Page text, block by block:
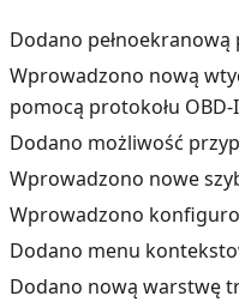
Dodano
Wprowadzono nową
pomocą protokołu OBD-
Dodano możliwość
Wprowadzono nowe
Wprowadzono
Dodano menu
Dodano nową warstwę